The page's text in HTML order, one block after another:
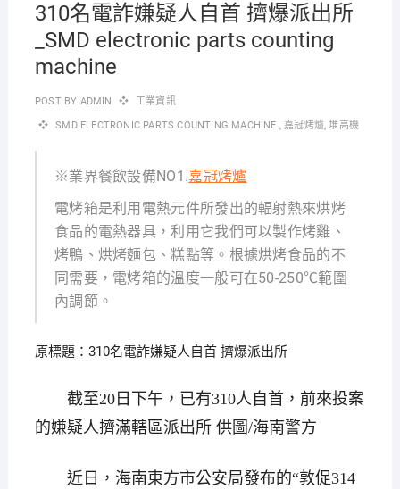
310名電詐嫌疑人自首 擠爆派出所
_SMD electronic parts counting
machine
POST BY ADMIN 工業資訊
SMD ELECTRONIC PARTS COUNTING MACHINE , 嘉冠烤爐,堆高機
※業界餐飲設備NO1.嘉冠烤爐
電烤箱是利用電熱元件所發出的輻射熱來烘烤
食品的電熱器具，利用它我們可以製作烤雞、
烤鴨、烘烤麵包、糕點等。根據烘烤食品的不
同需要，電烤箱的溫度一般可在50-250℃範圍
內調節。
原標題：310名電詐嫌疑人自首 擠爆派出所
截至20日下午，已有310人自首，前來投案
的嫌疑人擠滿轄區派出所 供圖/海南警方
近日，海南東方市公安局發布的“敦促314